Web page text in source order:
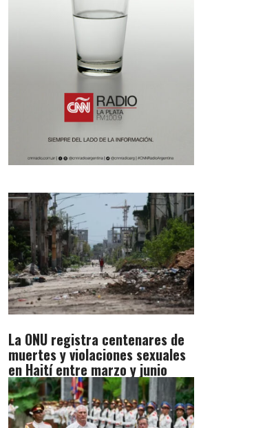
La ONU registra centenares de
muertes y violaciones sexuales
en Haití entre marzo y junio